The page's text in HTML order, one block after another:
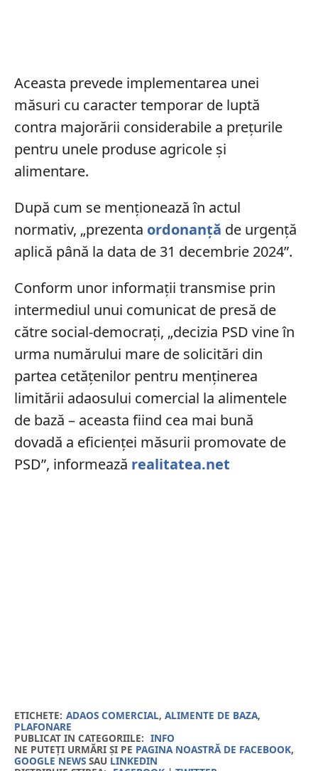
Aceasta prevede implementarea unei
măsuri cu caracter temporar de luptă
contra majorării considerabile a prețurile
pentru unele produse agricole și
alimentare.
După cum se menționează în actul
normativ, „prezenta ordonanță de urgență
aplică până la data de 31 decembrie 2024”.
Conform unor informații transmise prin
intermediul unui comunicat de presă de
către social-democrați, „decizia PSD vine în
urma numărului mare de solicitări din
partea cetăţenilor pentru menţinerea
limitării adaosului comercial la alimentele
de bază – aceasta fiind cea mai bună
dovadă a eficienţei măsurii promovate de
PSD”, informează realitatea.net
ETICHETE: ADAOS COMERCIAL, ALIMENTE DE BAZA,
PLAFONARE
PUBLICAT IN CATEGORIILE: INFO
NE PUTEȚI URMĂRI ȘI PE PAGINA NOASTRĂ DE FACEBOOK,
GOOGLE NEWSSAU LINKEDIN